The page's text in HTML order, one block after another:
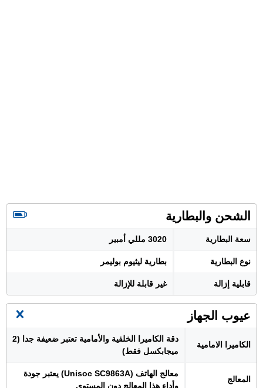
الشحن والبطارية
سعة البطارية 3020 مللي أمبير
نوع البطارية بطارية ليثيوم بوليمر
قابلية إزالة غير قابلة للإزالة
عيوب الجهاز
الكاميرا الامامية
دقة الكاميرا الخلفية والأمامية تعتبر ضعيفة جدا (2
ميجابكسل فقط)
المعالج
معالج الهاتف (Unisoc SC9863A) يعتبر جودة
وأداء هذا المعالج دون المستوى